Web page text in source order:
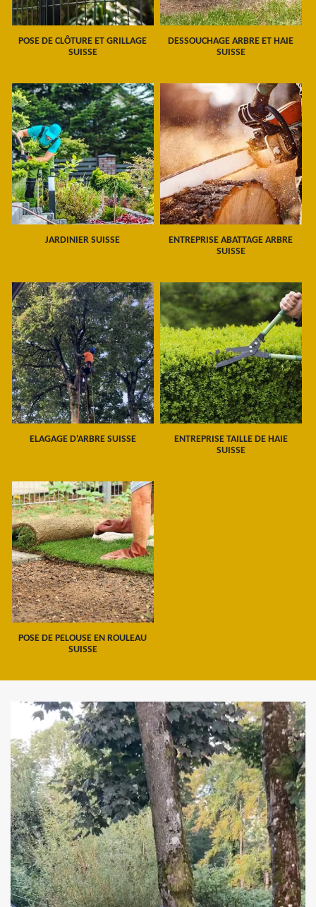
POSE DE CLÔTURE ET GRILLAGE
SUISSE
DESSOUCHAGE ARBRE ET HAIE
SUISSE
JARDINIER SUISSE
ENTREPRISE ABATTAGE ARBRE
SUISSE
ELAGAGE D'ARBRE SUISSE
ENTREPRISE TAILLE DE HAIE
SUISSE
POSE DE PELOUSE EN ROULEAU
SUISSE